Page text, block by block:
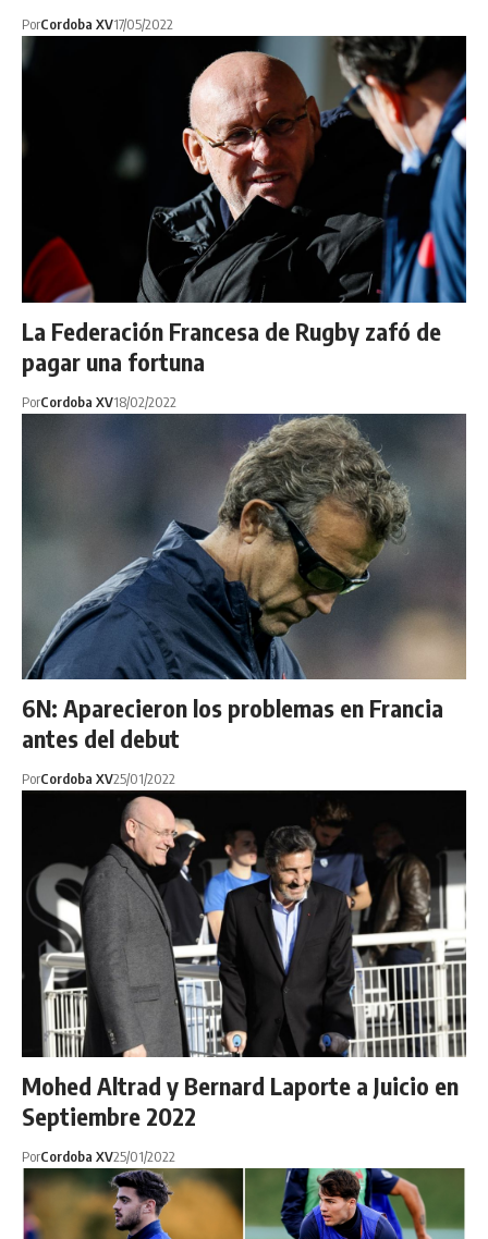
PorCordoba XV17/05/2022
La Federación Francesa de Rugby zafó de
pagar una fortuna
PorCordoba XV18/02/2022
6N: Aparecieron los problemas en Francia
antes del debut
PorCordoba XV25/01/2022
Mohed Altrad y Bernard Laporte a Juicio en
Septiembre 2022
PorCordoba XV25/01/2022